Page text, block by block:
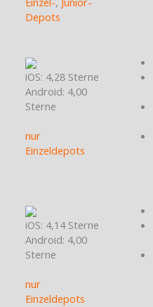
Depots
iOS: 4,28 Sterne
Android: 4,00
Sterne
nur
Einzeldepots
iOS: 4,14 Sterne
Android: 4,00
Sterne
nur
Einzeldepots